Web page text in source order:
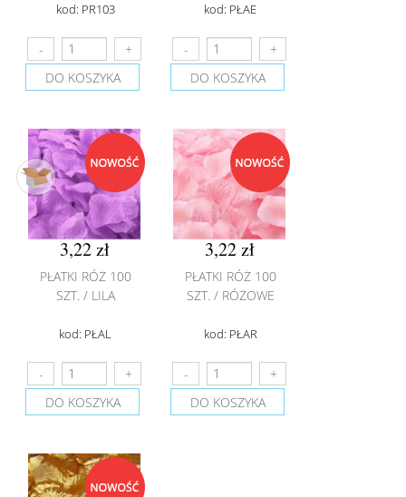
kod: PR103
DO KOSZYKA
kod: PŁAE
DO KOSZYKA
3,22 zł
PŁATKI RÓŻ 100
SZT. / LILA
kod: PŁAL
DO KOSZYKA
3,22 zł
PŁATKI RÓŻ 100
SZT. / RÓŻOWE
kod: PŁAR
DO KOSZYKA